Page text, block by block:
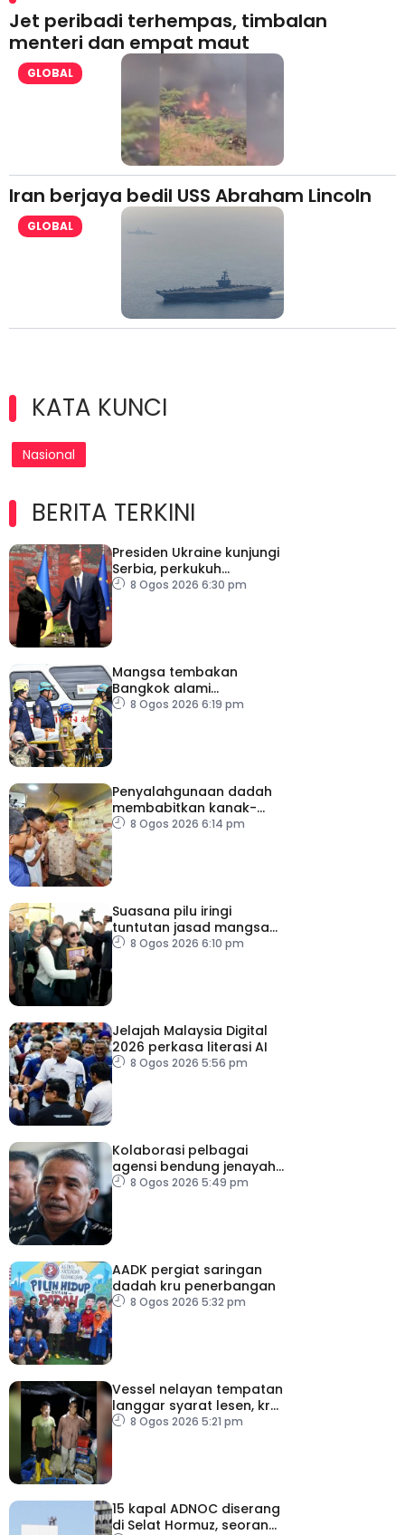
Jet peribadi terhempas, timbalan
menteri dan empat maut
GLOBAL
Iran berjaya bedil USS Abraham Lincoln
GLOBAL
KATA KUNCI
Nasional
BERITA TERKINI
Presiden Ukraine kunjungi
Serbia, perkukuh
kerjasama ekonomi
8 Ogos 2026 6:30 pm
Mangsa tembakan
Bangkok alami
kecederaan pada organ
8 Ogos 2026 6:19 pm
Penyalahgunaan dadah
membabitkan kanak-
kanak di Terengganu
8 Ogos 2026 6:14 pm
Suasana pilu iringi
tuntutan jasad mangsa
tembakan Nonthaburi
8 Ogos 2026 6:10 pm
Jelajah Malaysia Digital
2026 perkasa literasi AI
8 Ogos 2026 5:56 pm
Kolaborasi pelbagai
agensi bendung jenayah
rentas sempadan
8 Ogos 2026 5:49 pm
AADK pergiat saringan
dadah kru penerbangan
8 Ogos 2026 5:32 pm
Vessel nelayan tempatan
langgar syarat lesen, kru
warga indonesia ditahan
8 Ogos 2026 5:21 pm
15 kapal ADNOC diserang
di Selat Hormuz, seorang